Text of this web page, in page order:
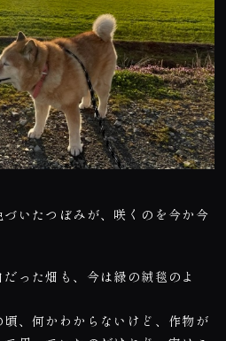
いたつぼみが、咲くのを今か今
った畑も、今は緑の絨毯のよ
、何かわからないけど、作物が